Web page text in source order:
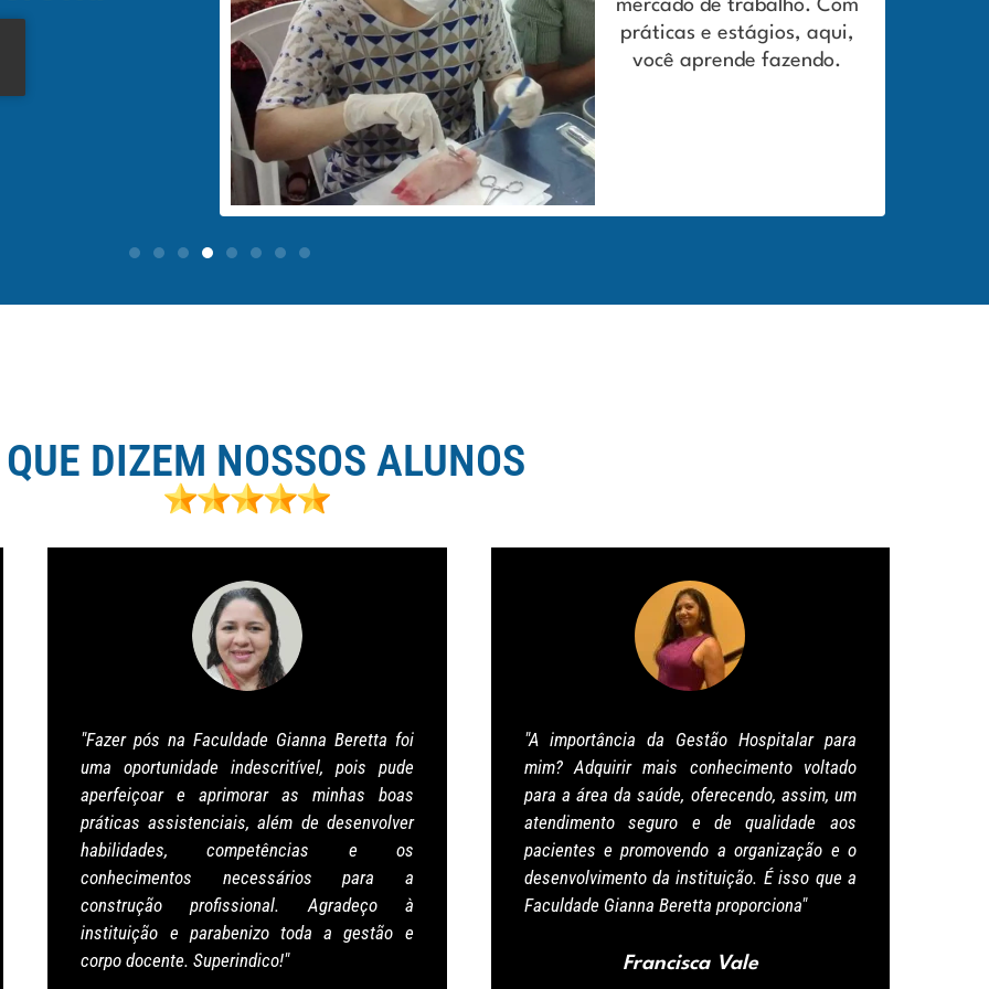
do curso,
mercado de trabalho. Com
práticas e estágios, aqui,
você aprende fazendo.
DIZEM NOSSOS ALUNOS
"Fazer pós na Faculdade Gianna Beretta foi
uma oportunidade indescritível, pois pude
aperfeiçoar e aprimorar as minhas boas
práticas assistenciais, além de desenvolver
habilidades, competências e os
conhecimentos necessários para a
construção profissional. Agradeço à
instituição e parabenizo toda a gestão e
corpo docente. Superindico!"
"A importância da Gestão Hospitalar para
mim? Adquirir mais conhecimento voltado
para a área da saúde, oferecendo, assim, um
atendimento seguro e de qualidade aos
pacientes e promovendo a organização e o
desenvolvimento da instituição. É isso que a
Faculdade Gianna Beretta proporciona"
Francisca Vale